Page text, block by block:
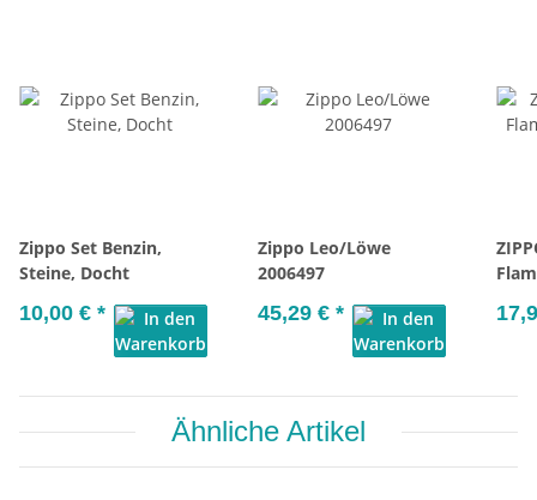
Zippo Set Benzin,
Steine, Docht
10,00 € *
Zippo Leo/Löwe
2006497
45,29 € *
Ähnliche Artikel